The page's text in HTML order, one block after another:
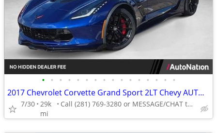
• • • • • • • • • • • • • • • •
2017 Chevrolet Corvette Grand Sport 2LT Chevy AUTONATION
7/30 29k
mi
Call (281) 769-3280 or MESSAGE/CHAT to confirm availability